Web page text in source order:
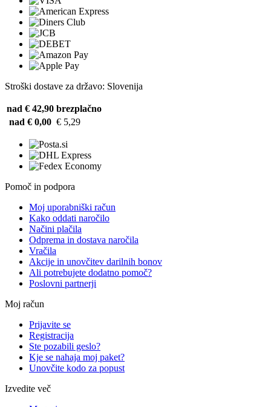
Stroški dostave za državo: Slovenija
nad € 42,90 brezplačno
nad € 0,00 € 5,29
Pomoč in podpora
Moj uporabniški račun
Kako oddati naročilo
Načini plačila
Odprema in dostava naročila
Vračila
Akcije in unovčitev darilnih bonov
Ali potrebujete dodatno pomoč?
Poslovni partnerji
Moj račun
Prijavite se
Registracija
Ste pozabili geslo?
Kje se nahaja moj paket?
Unovčite kodo za popust
Izvedite več